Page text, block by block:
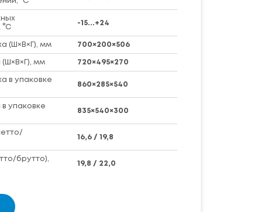
-15...+24
(Ш×В×Г), мм 700×200×506
мм 720×495×270
в упаковке
860×285×540
упаковке
835×540×300
16,6 / 19,8
брутто),
19,8 / 22,0